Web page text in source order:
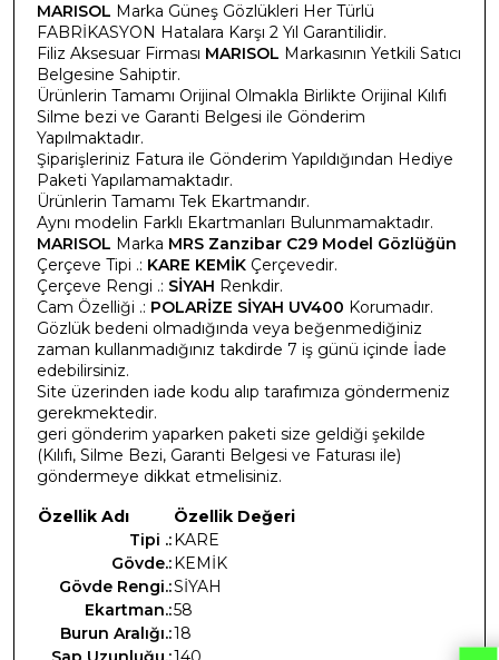
MARISOL Marka Güneş Gözlükleri Her Türlü
FABRİKASYON Hatalara Karşı 2 Yıl Garantilidir.
Filiz Aksesuar Firması MARISOL Markasının Yetkili Satıcı
Belgesine Sahiptir.
Ürünlerin Tamamı Orijinal Olmakla Birlikte Orijinal Kılıfı
Silme bezi ve Garanti Belgesi ile Gönderim
Yapılmaktadır.
Şiparişleriniz Fatura ile Gönderim Yapıldığından Hediye
Paketi Yapılamamaktadır.
Ürünlerin Tamamı Tek Ekartmandır.
Aynı modelin Farklı Ekartmanları Bulunmamaktadır.
MARISOL Marka MRS Zanzibar C29 Model Gözlüğün
Çerçeve Tipi .: KARE KEMİK Çerçevedir.
Çerçeve Rengi .: SİYAH Renkdir.
Cam Özelliği .: POLARİZE SİYAH UV400 Korumadır.
Gözlük bedeni olmadığında veya beğenmediğiniz
zaman kullanmadığınız takdirde 7 iş günü içinde İade
edebilirsiniz.
Site üzerinden iade kodu alıp tarafımıza göndermeniz
gerekmektedir.
geri gönderim yaparken paketi size geldiği şekilde
(Kılıfı, Silme Bezi, Garanti Belgesi ve Faturası ile)
göndermeye dikkat etmelisiniz.
Özellik Adı
Özellik Değeri
Tipi .:KARE
Gövde.:KEMİK
Gövde Rengi.:SİYAH
Ekartman.:58
Burun Aralığı.:18